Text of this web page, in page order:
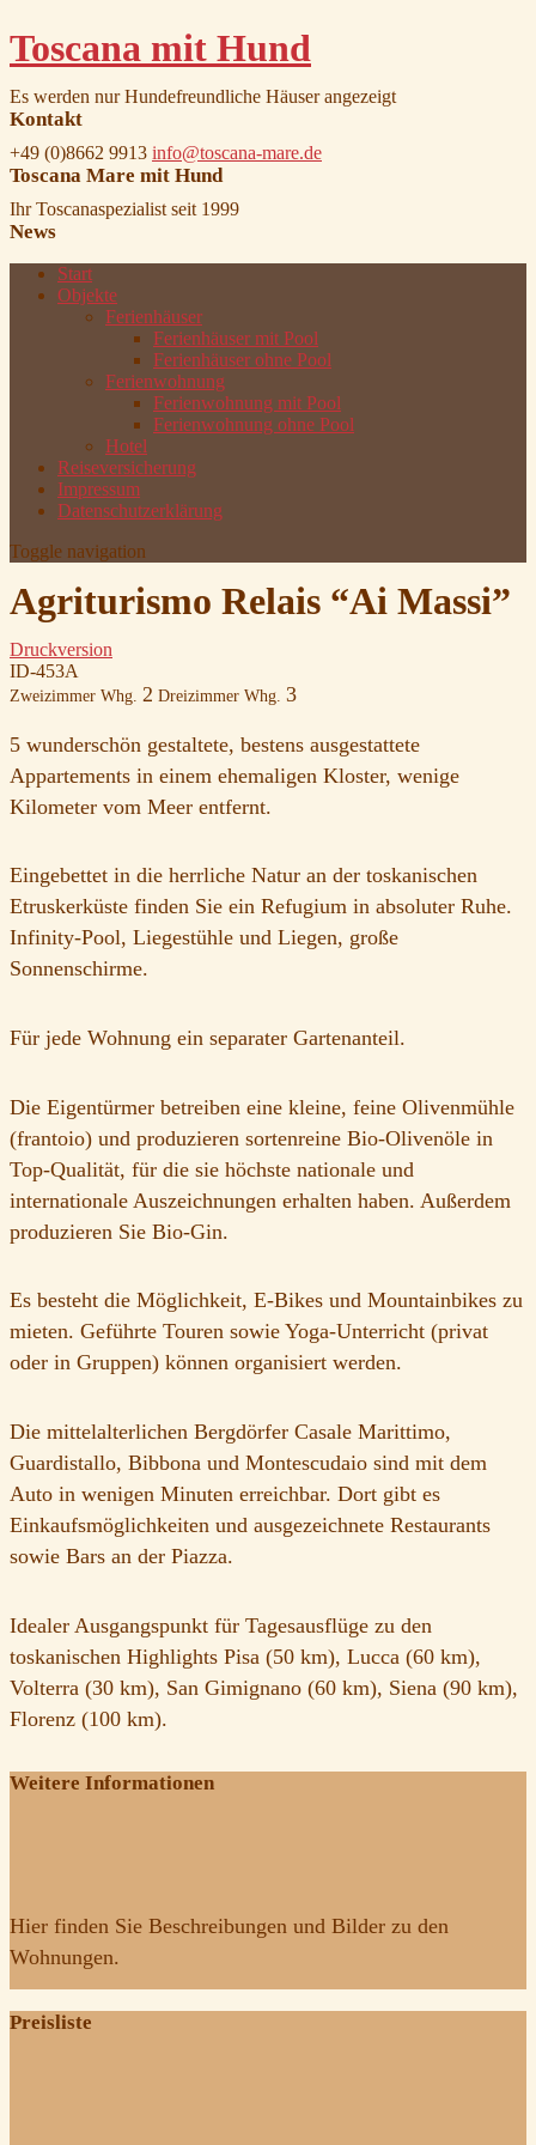
Toscana mit Hund
Es werden nur Hundefreundliche Häuser angezeigt
Kontakt
+49 (0)8662 9913 info@toscana-mare.de
Toscana Mare mit Hund
Ihr Toscanaspezialist seit 1999
News
Start
Objekte
Ferienhäuser
Ferienhäuser mit Pool
Ferienhäuser ohne Pool
Ferienwohnung
Ferienwohnung mit Pool
Ferienwohnung ohne Pool
Hotel
Reiseversicherung
Impressum
Datenschutzerklärung
Toggle navigation
Agriturismo Relais “Ai Massi”
Druckversion
ID-453A
Zweizimmer Whg. 2 Dreizimmer Whg. 3
5 wunderschön gestaltete, bestens ausgestattete
Appartements in einem ehemaligen Kloster, wenige
Kilometer vom Meer entfernt.
Eingebettet in die herrliche Natur an der toskanischen
Etruskerküste finden Sie ein Refugium in absoluter Ruhe.
Infinity-Pool, Liegestühle und Liegen, große
Sonnenschirme.
Für jede Wohnung ein separater Gartenanteil.
Die Eigentürmer betreiben eine kleine, feine Olivenmühle
(frantoio) und produzieren sortenreine Bio-Olivenöle in
Top-Qualität, für die sie höchste nationale und
internationale Auszeichnungen erhalten haben. Außerdem
produzieren Sie Bio-Gin.
Es besteht die Möglichkeit, E-Bikes und Mountainbikes zu
mieten. Geführte Touren sowie Yoga-Unterricht (privat
oder in Gruppen) können organisiert werden.
Die mittelalterlichen Bergdörfer Casale Marittimo,
Guardistallo, Bibbona und Montescudaio sind mit dem
Auto in wenigen Minuten erreichbar. Dort gibt es
Einkaufsmöglichkeiten und ausgezeichnete Restaurants
sowie Bars an der Piazza.
Idealer Ausgangspunkt für Tagesausflüge zu den
toskanischen Highlights Pisa (50 km), Lucca (60 km),
Volterra (30 km), San Gimignano (60 km), Siena (90 km),
Florenz (100 km).
Weitere Informationen
Hier finden Sie Beschreibungen und Bilder zu den
Wohnungen.
Preisliste